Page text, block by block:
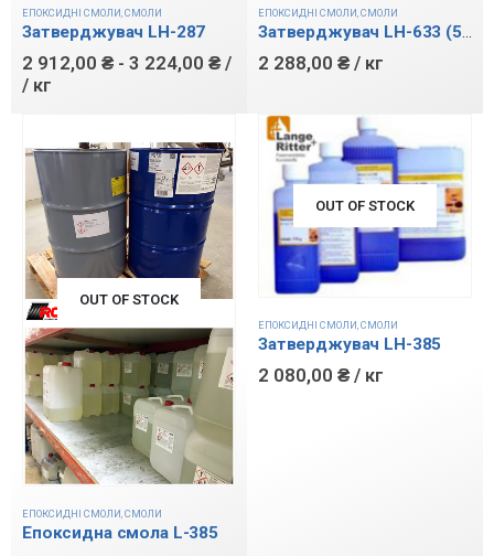
ЕПОКСИДНІ СМОЛИ СМОЛИ
Затверджувач LH-287
2 912,00 ₴ - 3 224,00 ₴ /
/ кг
ЕПОКСИДНІ СМОЛИ СМОЛИ
Затверджувач LH-633 (500)
2 288,00 ₴ / кг
OUT OF STOCK
ЕПОКСИДНІ СМОЛИ СМОЛИ
Епоксидна смола L-385
OUT OF STOCK
ЕПОКСИДНІ СМОЛИ СМОЛИ
Затверджувач LH-385
2 080,00 ₴ / кг